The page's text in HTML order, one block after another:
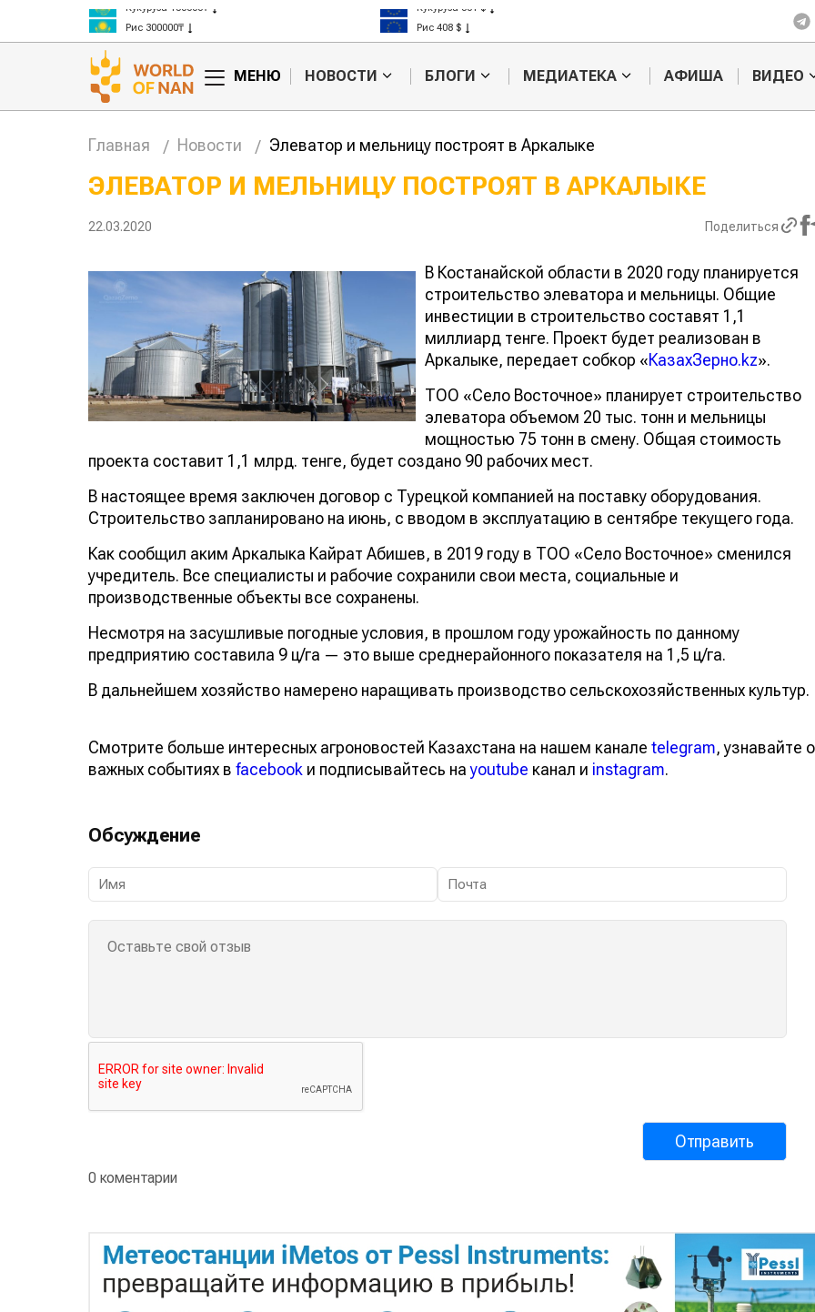
Кукуруза 150000₸
Рис 300000₸
Кукуруза 301 $
Рис 408 $
МЕНЮ НОВОСТИ БЛОГИ МЕДИАТЕКА АФИША ВИДЕО
Главная Новости Элеватор и мельницу построят в Аркалыке
ЭЛЕВАТОР И МЕЛЬНИЦУ ПОСТРОЯТ В АРКАЛЫКЕ
22.03.2020 Поделиться
В Костанайской области в 2020 году планируется
строительство элеватора и мельницы. Общие
инвестиции в строительство составят 1,1
миллиард тенге. Проект будет реализован в
Аркалыке, передает собкор «КазахЗерно.kz».
ТОО «Село Восточное» планирует строительство
элеватора объемом 20 тыс. тонн и мельницы
мощностью 75 тонн в смену. Общая стоимость
проекта составит 1,1 млрд. тенге, будет создано 90 рабочих мест.
В настоящее время заключен договор с Турецкой компанией на поставку оборудования.
Строительство запланировано на июнь, с вводом в эксплуатацию в сентябре текущего года.
Как сообщил аким Аркалыка Кайрат Абишев, в 2019 году в ТОО «Село Восточное» сменился
учредитель. Все специалисты и рабочие сохранили свои места, социальные и
производственные объекты все сохранены.
Несмотря на засушливые погодные условия, в прошлом году урожайность по данному
предприятию составила 9 ц/га — это выше среднерайонного показателя на 1,5 ц/га.
В дальнейшем хозяйство намерено наращивать производство сельскохозяйственных культур.
Смотрите больше интересных агроновостей Казахстана на нашем канале telegram, узнавайте о
важных событиях в facebook и подписывайтесь наyoutube канал и instagram.
Обсуждение
0 коментарии
производства
авиатоплива
войны: